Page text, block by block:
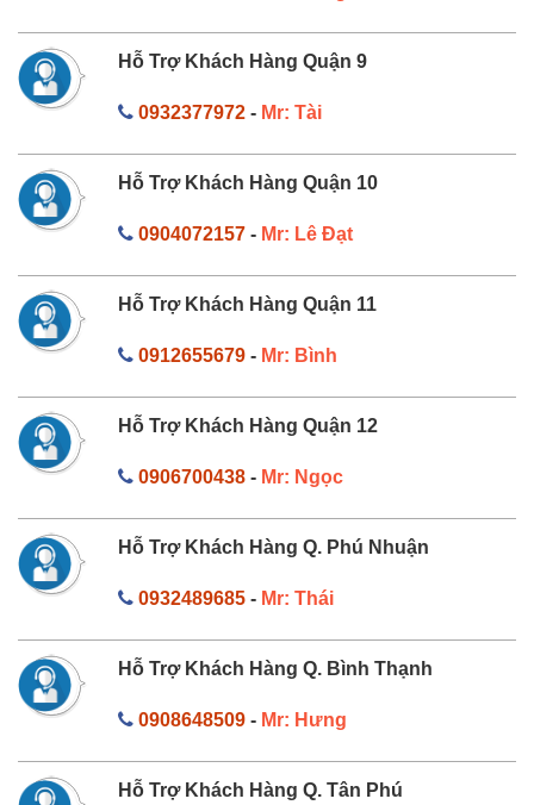
Hỗ Trợ Khách Hàng Quận 9
0932377972- Mr: Tài
Hỗ Trợ Khách Hàng Quận 10
0904072157- Mr: Lê Đạt
Hỗ Trợ Khách Hàng Quận 11
0912655679- Mr: Bình
Hỗ Trợ Khách Hàng Quận 12
0906700438- Mr: Ngọc
Hỗ Trợ Khách Hàng Q. Phú Nhuận
0932489685- Mr: Thái
Hỗ Trợ Khách Hàng Q. Bình Thạnh
0908648509- Mr: Hưng
Hỗ Trợ Khách Hàng Q. Tân Phú